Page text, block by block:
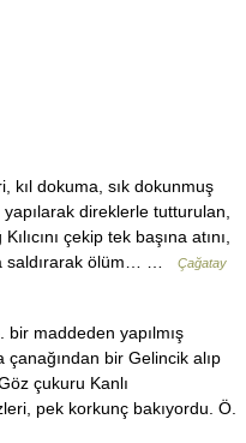
dokuma, sık dokunmuş
direklerle tutturulan,
çekip tek başına atını,
saldırarak ölüm… …
Çağatay
maddeden yapılmış
bir Gelincik alıp
çukuru Kanlı
pek korkunç bakıyordu. Ö.